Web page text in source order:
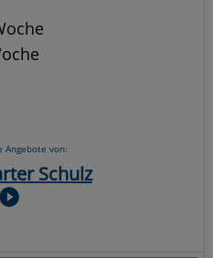
Angebote von:
Schulz